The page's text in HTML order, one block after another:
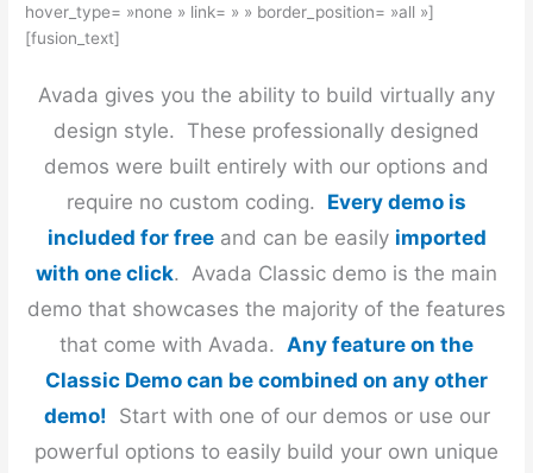
hover_type= »none » link= » » border_position= »all »]
[fusion_text]
Avada gives you the ability to build virtually any
design style. These professionally designed
demos were built entirely with our options and
require no custom coding. Every demo is
included for freeand can be easily imported
with one click. Avada Classic demo is the main
demo that showcases the majority of the features
that come with Avada. Any feature on the
Classic Demo can be combined on any other
demo! Start with one of our demos or use our
powerful options to easily build your own unique